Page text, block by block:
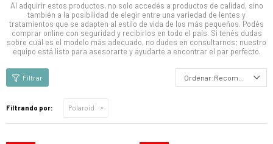
Al adquirir estos productos, no solo accedés a productos de calidad, sino
también a la posibilidad de elegir entre una variedad de lentes y
tratamientos que se adapten al estilo de vida de los más pequeños. Podés
comprar online con seguridad y recibirlos en todo el país. Si tenés dudas
sobre cuál es el modelo más adecuado, no dudes en consultarnos; nuestro
equipo está listo para asesorarte y ayudarte a encontrar el par perfecto.
Recomendados
Filtrando por: Polaroid